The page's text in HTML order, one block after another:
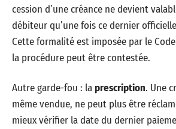
cession d’une créance ne devient
débiteur qu’une fois ce dernier
Cette formalité est imposée par le
la procédure peut être contestée.
Autre garde-fou : laprescription. Une
même vendue, ne peut plus être
mieux vérifier la date du dernier